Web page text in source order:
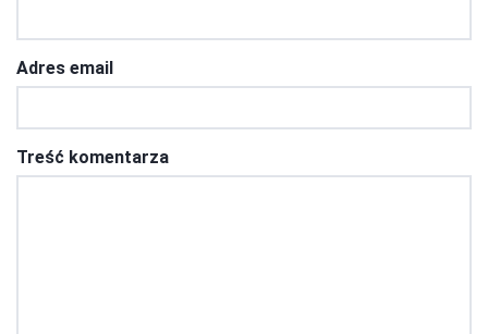
Adres email
Treść komentarza